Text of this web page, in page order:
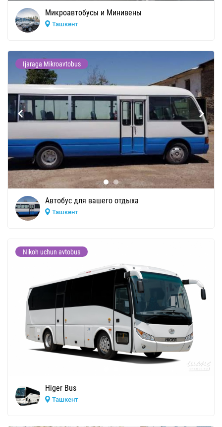
Микроавтобусы и Минивены
Ташкент
Ijaraga Mikroavtobus
Автобус для вашего отдыха
Ташкент
Nikoh uchun avtobus
Higer Bus
Ташкент